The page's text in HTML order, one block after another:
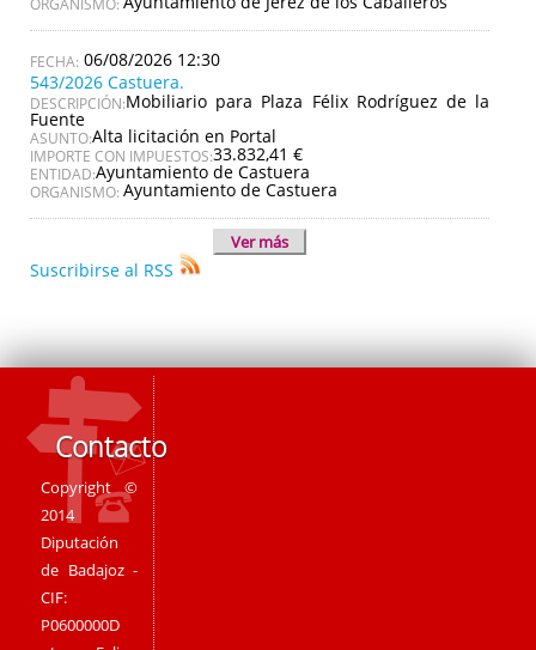
06/08/2026 12:30
543/2026 Castuera.
DESCRIPCIÓN:Mobiliario para Plaza Félix Rodríguez de la
Fuente
ASUNTO:Alta licitación en Portal
IMPORTE CON IMPUESTOS:33.832,41 €
ENTIDAD:Ayuntamiento de Castuera
ORGANISMO: Ayuntamiento de Castuera
Ver más
Suscribirse al RSS
Contacto
Copyright ©
2014
Diputación
de Badajoz -
CIF:
P0600000D